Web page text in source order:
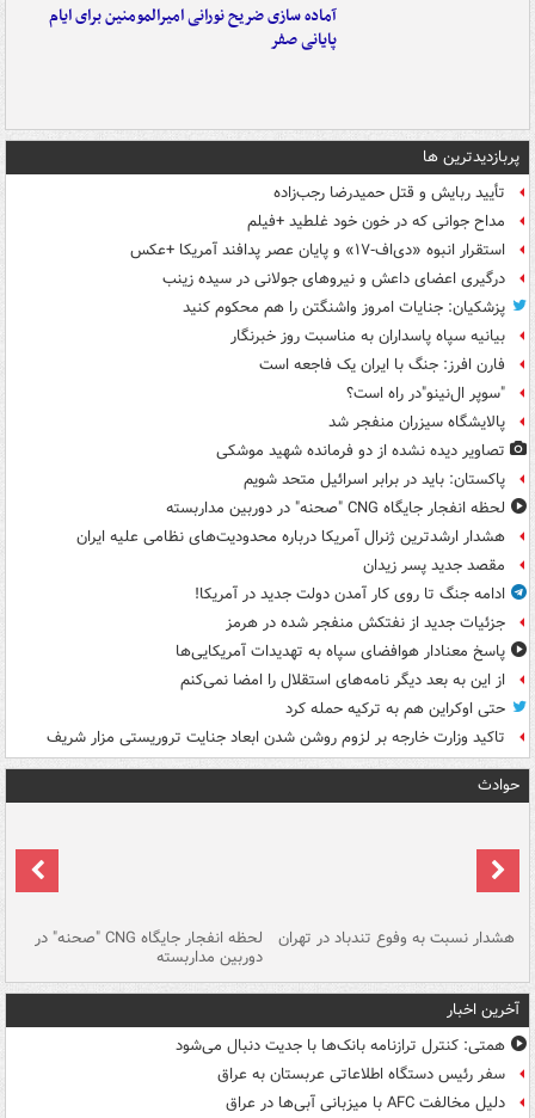
آماده سازی ضریح نورانی امیرالمومنین برای ایام
پایانی صفر
پربازدیدترین ها
تأیید ربایش و قتل حمیدرضا رجب‌زاده
مداح جوانی که در خون خود غلطید +فیلم
استقرار انبوه «دی‌اف‑۱۷» و پایان عصر پدافند آمریکا +عکس
درگیری اعضای داعش و نیروهای جولانی در سیده زینب
پزشکیان: جنایات امروز واشنگتن را هم محکوم کنید
بیانیه سپاه پاسداران به مناسبت روز خبرنگار
فارن افرز: جنگ با ایران یک فاجعه است
"سوپر ال‌نینو"در راه است؟
پالایشگاه سیزران منفجر شد
تصاویر دیده‌ نشده از دو فرمانده شهید موشکی
پاکستان: باید در برابر اسرائیل متحد شویم
لحظه انفجار جایگاه CNG "صحنه" در دوربین مداربسته
هشدار ارشدترین ژنرال آمریکا درباره محدودیت‌های نظامی علیه ایران
مقصد جدید پسر زیدان
ادامه جنگ تا روی کار آمدن دولت جدید در آمریکا!
جزئیات جدید از نفتکش منفجر شده در هرمز
پاسخ معنادار هوافضای سپاه به تهدیدات آمریکایی‌ها
از این به بعد دیگر نامه‌های استقلال را امضا نمی‌کنم
حتی اوکراین هم به ترکیه حمله کرد
تاکید وزارت خارجه بر لزوم روشن شدن ابعاد جنایت تروریستی مزار شریف
حوادث
هشدار نسبت به وفوع تندباد در تهران لحظه انفجار جایگاه CNG "صحنه" در
دوربین مداربسته
آخرین اخبار
همتی: کنترل ترازنامه بانک‌ها با جدیت دنبال می‌شود
سفر رئیس دستگاه اطلاعاتی عربستان به عراق
دلیل مخالفت AFC با میزبانی آبی‌ها در عراق